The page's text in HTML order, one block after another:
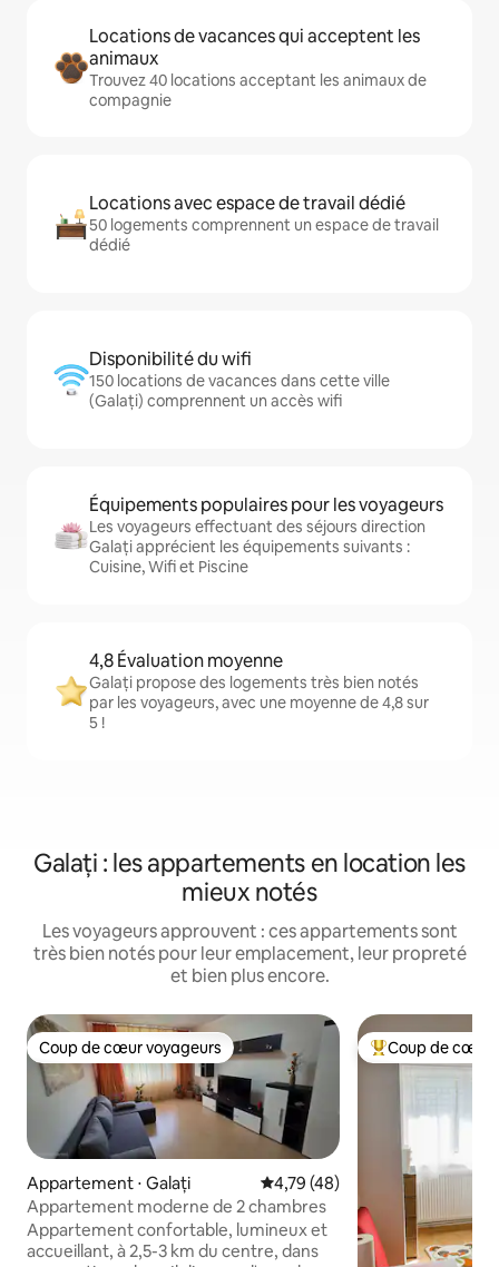
Locations de vacances qui acceptent les
animaux
Trouvez 40 locations acceptant les animaux de
compagnie
Locations avec espace de travail dédié
50 logements comprennent un espace de travail
dédié
Disponibilité du wifi
150 locations de vacances dans cette ville
(Galați) comprennent un accès wifi
Équipements populaires pour les voyageurs
Les voyageurs effectuant des séjours direction
Galați apprécient les équipements suivants :
Cuisine, Wifi et Piscine
4,8 Évaluation moyenne
Galați propose des logements très bien notés
par les voyageurs, avec une moyenne de 4,8 sur
5 !
Galați : les appartements en location les
mieux notés
Les voyageurs approuvent : ces appartements sont
très bien notés pour leur emplacement, leur propreté
et bien plus encore.
Coup de cœur voyageurs
Coup de cœur voyageurs
Appartement ⋅ Galați Évaluation moyenne sur la
4,79 (48)
Appartement moderne de 2 chambres
Appartement confortable, lumineux et
accueillant, à 2,5-3 km du centre, dans
Coups de cœur
Coup de cœur